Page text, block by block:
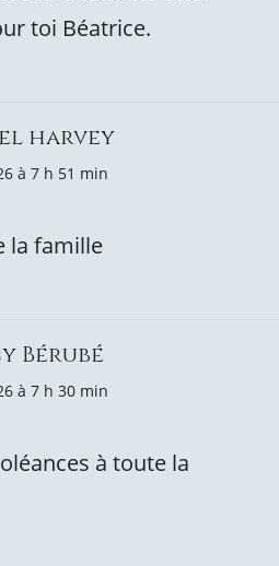
toi Béatrice.
harvey
à 7 h 51 min
la famille
Bérubé
à 7 h 30 min
à toute la